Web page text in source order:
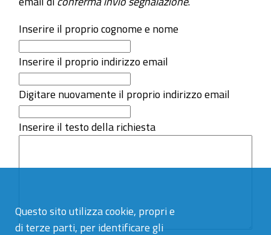
Questo sito utilizza cookie, propri e
di terze parti, per identificare gli
Inserire il proprio cognome e nome
Inserire il proprio indirizzo email
Digitare nuovamente il proprio indirizzo email
Inserire il testo della richiesta